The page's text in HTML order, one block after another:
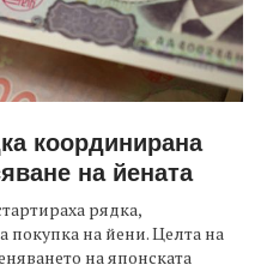
координирана
на йената
рядка,
покупка на йени. Целта на
на японската